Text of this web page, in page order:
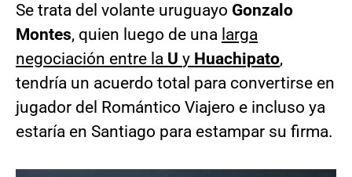
Se trata del volante uruguayo Gonzalo
Montes, quien luego de una larga
negociación entre la U y Huachipato,
tendría un acuerdo total para convertirse en
jugador del Romántico Viajero e incluso ya
estaría en Santiago para estampar su firma.